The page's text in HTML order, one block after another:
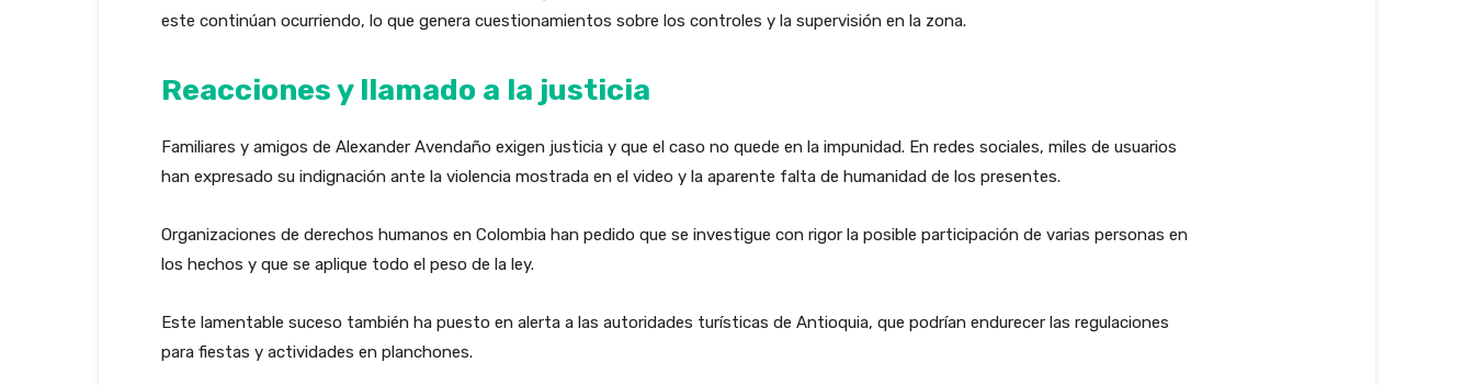
este continúan ocurriendo, lo que genera cuestionamientos sobre los controles y la supervisión en la zona.
Reacciones y llamado a la justicia
Familiares y amigos de Alexander Avendaño exigen justicia y que el caso no quede en la impunidad. En redes sociales, miles de usuarios
han expresado su indignación ante la violencia mostrada en el video y la aparente falta de humanidad de los presentes.
Organizaciones de derechos humanos en Colombia han pedido que se investigue con rigor la posible participación de varias personas en
los hechos y que se aplique todo el peso de la ley.
Este lamentable suceso también ha puesto en alerta a las autoridades turísticas de Antioquia, que podrían endurecer las regulaciones
para fiestas y actividades en planchones.